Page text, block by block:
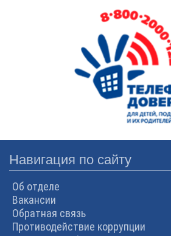
Навигация по сайту
Об отделе
Вакансии
Обратная связь
Противодействие коррупции